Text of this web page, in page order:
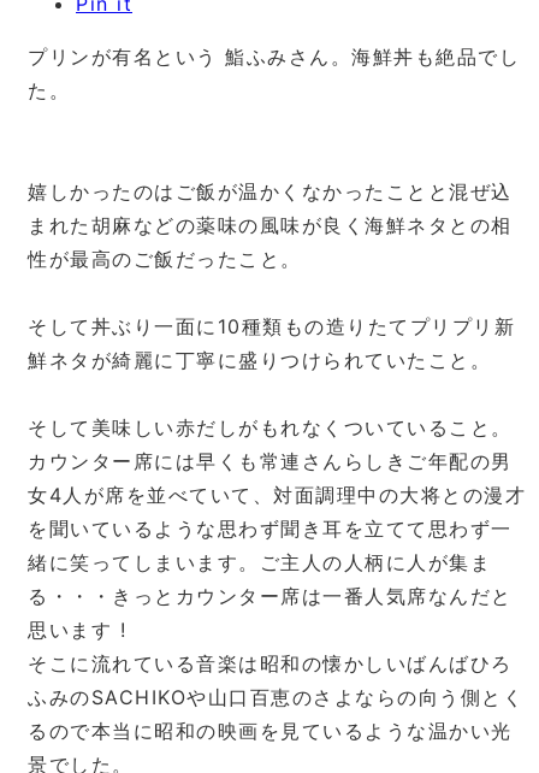
プリンが有名という 鮨ふみさん。海鮮丼も絶品でし
た。
嬉しかったのはご飯が温かくなかったことと混ぜ込
まれた胡麻などの薬味の風味が良く海鮮ネタとの相
性が最高のご飯だったこと。
そして丼ぶり一面に10種類もの造りたてプリプリ新
鮮ネタが綺麗に丁寧に盛りつけられていたこと。
そして美味しい赤だしがもれなくついていること。
カウンター席には早くも常連さんらしきご年配の男
女4人が席を並べていて、対面調理中の大将との漫才
を聞いているような思わず聞き耳を立てて思わず一
緒に笑ってしまいます。ご主人の人柄に人が集ま
る・・・きっとカウンター席は一番人気席なんだと
思います !
そこに流れている音楽は昭和の懐かしいばんばひろ
ふみのSACHIKOや山口百恵のさよならの向う側とく
るので本当に昭和の映画を見ているような温かい光
景でした。